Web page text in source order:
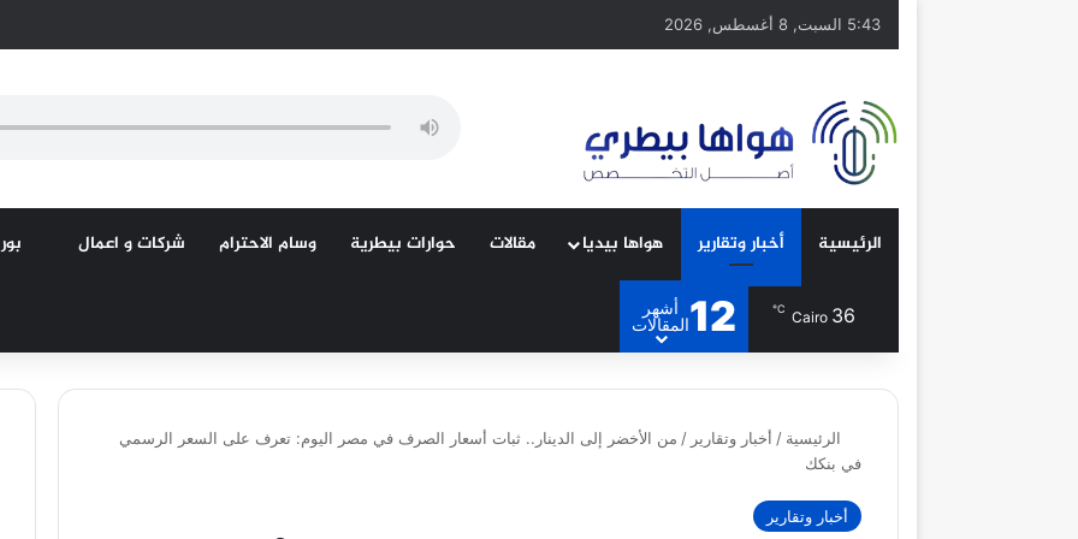
5:43 السبت, 8 أغسطس, 2026
الرئيسية أخبار وتقارير هواها بيديا مقالات حوارات بيطرية وسام الاحترام شركات و اعمال
Cairo 36
℃
12
أشهر
المقالات
الرئيسية / أخبار وتقارير / من الأخضر إلى الدينار.. ثبات أسعار الصرف في مصر اليوم: تعرف على السعر الرسمي
في بنكك
أخبار وتقارير